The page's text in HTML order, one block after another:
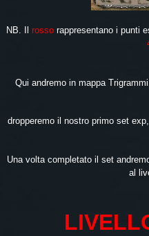
NB. Il rosso rappresentano i punti
Qui andremo in mappa
dropperemo il nostro primo set
Una volta completato il set
al